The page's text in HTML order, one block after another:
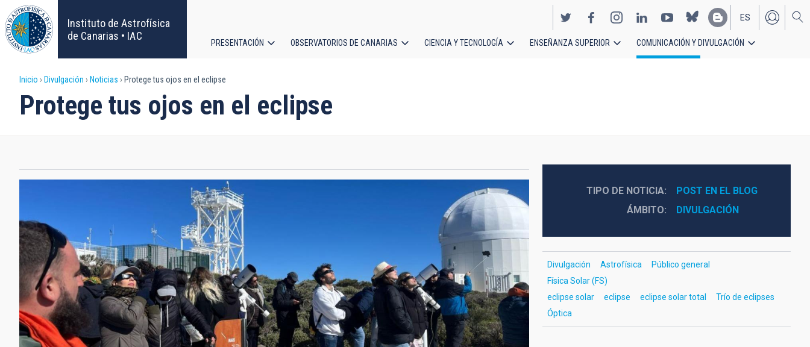
Pasar
al
contenido
principal
Instituto de Astrofísica
de Canarias • IAC
EN
ES
principal
PRESENTACIÓN OBSERVATORIOS DE CANARIAS CIENCIA Y TECNOLOGÍA ENSEÑANZA SUPERIOR COMUNICACIÓN Y DIVULGACIÓN
Sobrescribir
enlaces
ayuda
la
navegación
Inicio Divulgación Noticias Protege tus ojos en el eclipse
Protege tus ojos en el eclipse
TIPO DE NOTICIA
POST EN EL BLOG
ÁMBITO
DIVULGACIÓN
Divulgación Astrofísica
Público general
Física Solar (FS)
eclipse solar
eclipse eclipse solar total
Trío de eclipses
Óptica